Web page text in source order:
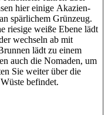
hier einige Akazien-
spärlichem Grünzeug.
riesige weiße Ebene lädt
wechseln ab mit
lädt zu einem
auch die Nomaden, um
Sie weiter über die
befindet.